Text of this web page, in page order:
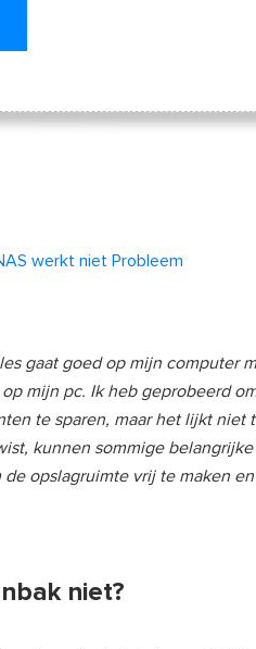
werkt niet Probleem
gaat goed op mijn computer
mijn pc. Ik heb geprobeerd
te sparen, maar het lijkt niet
kunnen sommige
opslagruimte vrij te maken
niet?